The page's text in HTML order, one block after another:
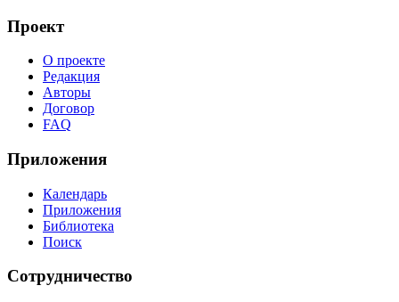
Проект
О проекте
Редакция
Авторы
Договор
FAQ
Приложения
Календарь
Приложения
Библиотека
Поиск
Сотрудничество